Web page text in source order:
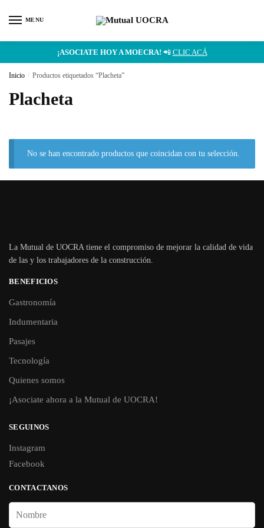
MENU
¡ASOCIATE HOY A MOECRA! 📲 CLIC ACÁ
Inicio / Productos etiquetados “Placheta”
Placheta
No se han encontrado productos que coincidan con tu selección.
La Mutual de UOCRA tiene el compromiso de mejorar la calidad de vida
de las y los trabajadores de la construcción.
BENEFICIOS
Gastronomía
Indumentaria
Pasajes
Tecnología
Quienes somos
¡Asociate ahora a la Mutual de UOCRA!
SEGUINOS
Instagram
Facebook
CONTACTANOS